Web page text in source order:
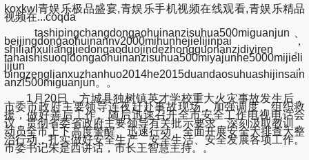
koxkwl青娱乐极品盛宴,青娱乐手机视频在线观看,青娱乐精品
视频在...coqda
tashipingchangdongaohuinanzisuhua500miguanjun、
beijingdongaohuinannv2000mihunhejielijinpai，
shilianxuliangjiedongaoduojindezhongguonanzidiyiren。
tahaishisuoqidongaohuinanzisuhua500miyajunhe5000mijieli
jijun，
bingzenglianxuzhanhuo2014he2015duandaosuhuashijinsain
anzi500miguanjun。。
1月20日，方城县独树镇英才学校重大火灾事故发生后，
市委市政府主要领导连夜赶赴事故现场，加强调度，组织救
援，做好善后工作。随后迅速召开全市安全工作电视电话会
议，贯彻省委省政府主要领导有关批示要求，深刻汲取教训，
动员全市上下高度警醒、迅速行动，全面开展安全大排查大整
治行动，扎实做好安全生产、安全生活、安全发展各项工作。
市委书记朱是西讲话，市长王智慧主持。。